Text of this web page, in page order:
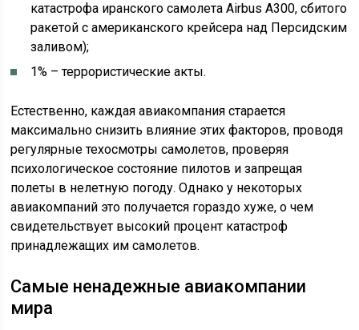
катастрофа иранского самолета Airbus A300, сбитого
ракетой с американского крейсера над Персидским
заливом);
1% – террористические акты.
Естественно, каждая авиакомпания старается
максимально снизить влияние этих факторов, проводя
регулярные техосмотры самолетов, проверяя
психологическое состояние пилотов и запрещая
полеты в нелетную погоду. Однако у некоторых
авиакомпаний это получается гораздо хуже, о чем
свидетельствует высокий процент катастроф
принадлежащих им самолетов.
Самые ненадежные авиакомпании
мира